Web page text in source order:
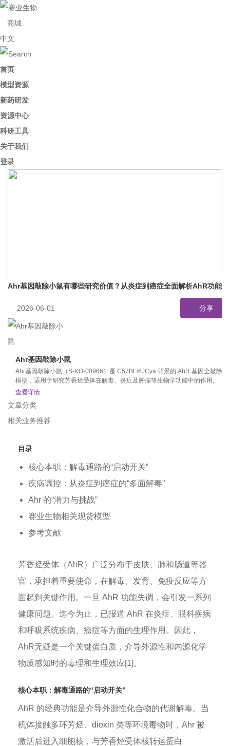
商城
中文
首页
模型资源
新药研发
资源中心
科研工具
关于我们
登录
Ahr基因敲除小鼠有哪些研究价值？从炎症到癌症全面解析AhR功能
2026-06-01 分享
Ahr基因敲除小鼠
Ahr基因敲除小鼠（S‑KO‑00966）是 C57BL/6JCya 背景的 AhR 基因全敲除
模型，适用于研究芳香烃受体在解毒、炎症及肿瘤等生物学功能中的作用。
查看详情
文章分类
相关业务推荐
目录
核心本职：解毒通路的“启动开关”
疾病调控：从炎症到癌症的“多面解毒”
Ahr 的“潜力与挑战”
赛业生物相关现货模型
参考文献
芳香烃受体（AhR）广泛分布于皮肤、肺和肠道等器
官，承担着重要使命，在解毒、发育、免疫反应等方
面起到关键作用。一旦 AhR 功能失调，会引发一系列
健康问题。迄今为止，已报道 AhR 在炎症、眼科疾病
和呼吸系统疾病、癌症等方面的生理作用。因此，
AhR无疑是一个关键蛋白质，介导外源性和内源化学
物质感知时的毒理和生理效应[1]。
核心本职：解毒通路的“启动开关”
AhR 的经典功能是介导外源性化合物的代谢解毒。当
机体接触多环芳烃、dioxin 类等环境毒物时，Ahr 被
激活后进入细胞核，与芳香烃受体核转运蛋白